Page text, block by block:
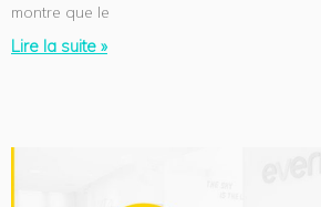
montre que le
Lire la suite »